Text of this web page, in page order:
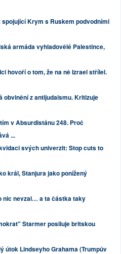
Krym s Ruskem podvodními
armáda vyhladovělé Palestince,
hovoří o tom, že na ně Izrael střílel.
obvinění z antijudaismu. Kritizuje
v Absurdistánu 248. Proč
...
svých univerzit: Stop cuts to
král, Stanjura jako ponížený
nic nevzal… a ta částka taky
Starmer posiluje britskou
útok Lindseyho Grahama (Trumpův